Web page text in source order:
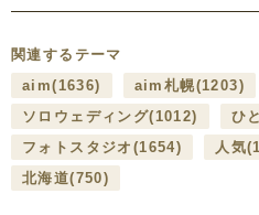
関連するテーマ
aim(1636) aim札幌(1203)
ソロウェディング(1012) ひ
フォトスタジオ (1654) 人気
北海道(750)